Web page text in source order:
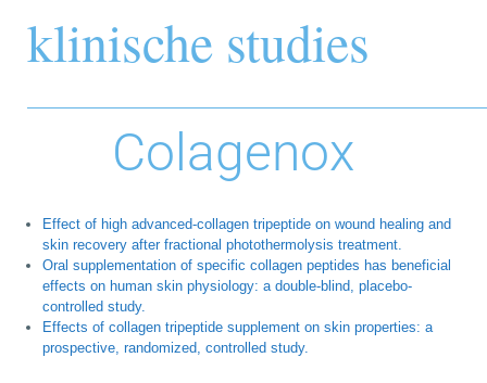
klinische studies
Colagenox
Effect of high advanced-collagen tripeptide on wound healing and
skin recovery after fractional photothermolysis treatment.
Oral supplementation of specific collagen peptides has beneficial
effects on human skin physiology: a double-blind, placebo-
controlled study.
Effects of collagen tripeptide supplement on skin properties: a
prospective, randomized, controlled study.